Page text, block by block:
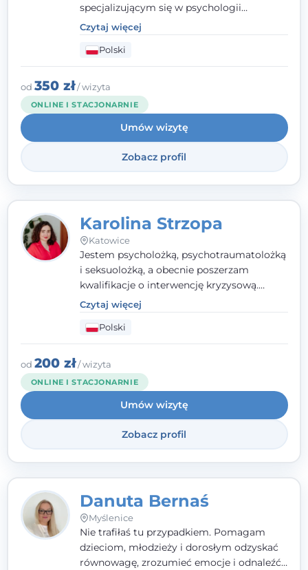
specjalizującym się w psychologii
klinicznej. Ukończyłam również studia
podyplomowe z Praktycznej Diagnozy
Psychologicznej. Aktywnie uczestniczę w
działalności Polskiego Towarzystwa
Psychiatrycznego oraz Polskiego
Towarzystwa Psychologicznego, a także
jestem członkiem nadzwyczajnym
Wielkopolskiego Towarzystwa Terapii
Systemowej.
Czytaj więcej
Polski
od 350 zł/ wizyta
ONLINE I STACJONARNIE
Umów wizytę
Zobacz profil
Karolina Strzopa
Katowice
Jestem psycholożką, psychotraumatolożką
i seksuolożką, a obecnie poszerzam
kwalifikacje o interwencję kryzysową.
Pracuję w nurcie terapii trzeciej fali, łącząc
metody o potwierdzonej skuteczności.
Towarzyszę młodzieży, dorosłym i parom w
radzeniu sobie z bolesnymi
doświadczeniami tak, by mogli żyć pełniej.
Czytaj więcej
Polski
od 200 zł/ wizyta
ONLINE I STACJONARNIE
Umów wizytę
Zobacz profil
Danuta Bernaś
Myślenice
Nie trafiłaś tu przypadkiem. Pomagam
dzieciom, młodzieży i dorosłym odzyskać
równowagę, zrozumieć emocje i odnaleźć